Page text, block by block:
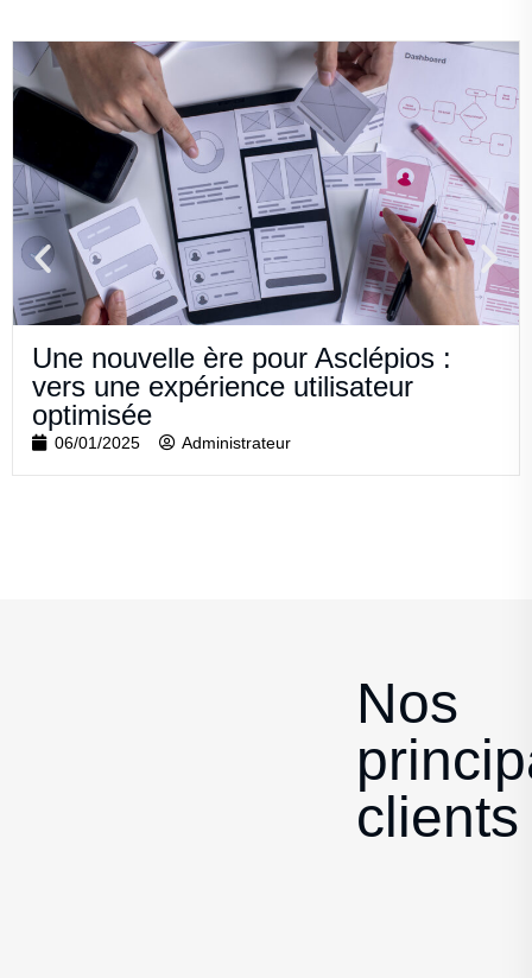
Une nouvelle ère pour Asclépios :
vers une expérience utilisateur
optimisée
06/01/2025 Administrateur
Nos
clients